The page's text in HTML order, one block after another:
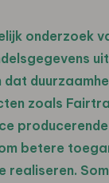
onderzoek
dat
zoals
betere
realiseren.